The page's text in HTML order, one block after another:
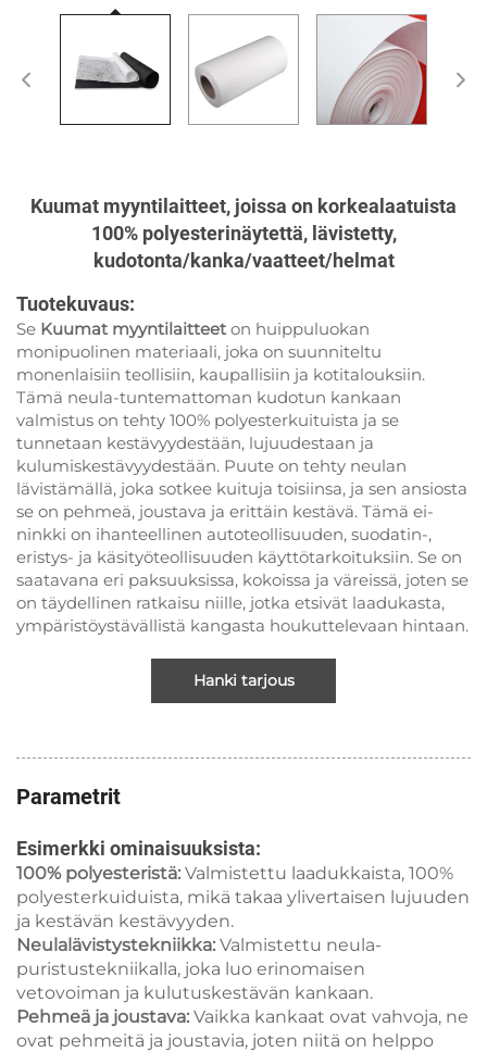
Kuumat myyntilaitteet, joissa on korkealaatuista
100% polyesterinäytettä, lävistetty,
kudotonta/kanka/vaatteet/helmat
Tuotekuvaus:
Se Kuumat myyntilaitteet on huippuluokan
monipuolinen materiaali, joka on suunniteltu
monenlaisiin teollisiin, kaupallisiin ja kotitalouksiin.
Tämä neula-tuntemattoman kudotun kankaan
valmistus on tehty 100% polyesterkuituista ja se
tunnetaan kestävyydestään, lujuudestaan ja
kulumiskestävyydestään. Puute on tehty neulan
lävistämällä, joka sotkee kuituja toisiinsa, ja sen ansiosta
se on pehmeä, joustava ja erittäin kestävä. Tämä ei-
ninkki on ihanteellinen autoteollisuuden, suodatin-,
eristys- ja käsityöteollisuuden käyttötarkoituksiin. Se on
saatavana eri paksuuksissa, kokoissa ja väreissä, joten se
on täydellinen ratkaisu niille, jotka etsivät laadukasta,
ympäristöystävällistä kangasta houkuttelevaan hintaan.
Hanki tarjous
Parametrit
Esimerkki ominaisuuksista:
100% polyesteristä: Valmistettu laadukkaista, 100%
polyesterkuiduista, mikä takaa ylivertaisen lujuuden
ja kestävän kestävyyden.
Neulalävistystekniikka: Valmistettu neula-
puristustekniikalla, joka luo erinomaisen
vetovoiman ja kulutuskestävän kankaan.
Pehmeä ja joustava: Vaikka kankaat ovat vahvoja, ne
ovat pehmeitä ja joustavia, joten niitä on helppo